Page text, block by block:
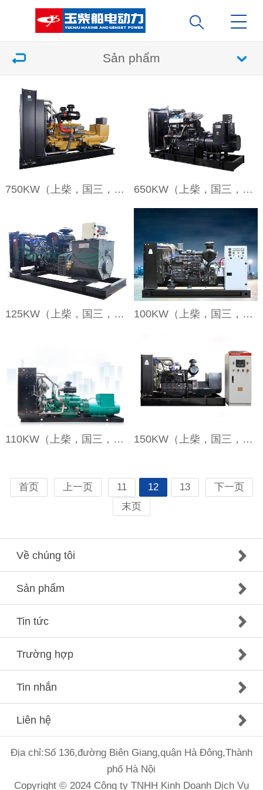
Sản phẩm
750KW（上柴，国三，裸机） 650KW（上柴，国三，裸机）
125KW（上柴，国三，裸机） 100KW（上柴，国三，裸机）
110KW（上柴，国三，裸机） 150KW（上柴，国三，裸机）
首页 上一页 11 12 13
下一页
末页
Về chúng tôi
Sản phẩm
Tin tức
Trường hợp
Tin nhắn
Liên hệ
Địa chỉ:Số 136,đường Biên Giang,quận Hà Đông,Thành
phố Hà Nội
Copyright © 2024 Công ty TNHH Kinh Doanh Dịch Vụ